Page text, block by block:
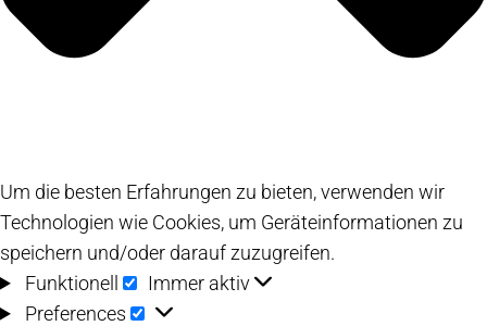
Um die besten Erfahrungen zu bieten, verwenden wir
Technologien wie Cookies, um Geräteinformationen zu
speichern und/oder darauf zuzugreifen.
Funktionell
Funktionell
Immer aktiv
Preferences
Preferences